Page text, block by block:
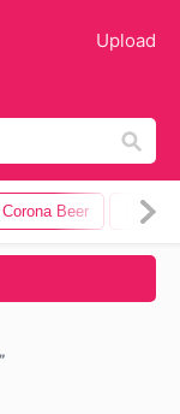
Upload
Corona Beer